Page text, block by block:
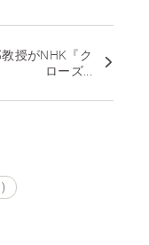
授がNHK『ク
ローズ...